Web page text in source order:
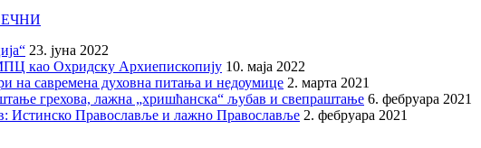
23. јуна 2022
као Охридску Архиепископију 10. маја 2022
на савремена духовна питања и недоумице 2. марта 2021
грехова, лажна „хришћанска“ љубав и свепраштање 6. фебруара 2021
Истинско Православље и лажно Православље 2. фебруара 2021